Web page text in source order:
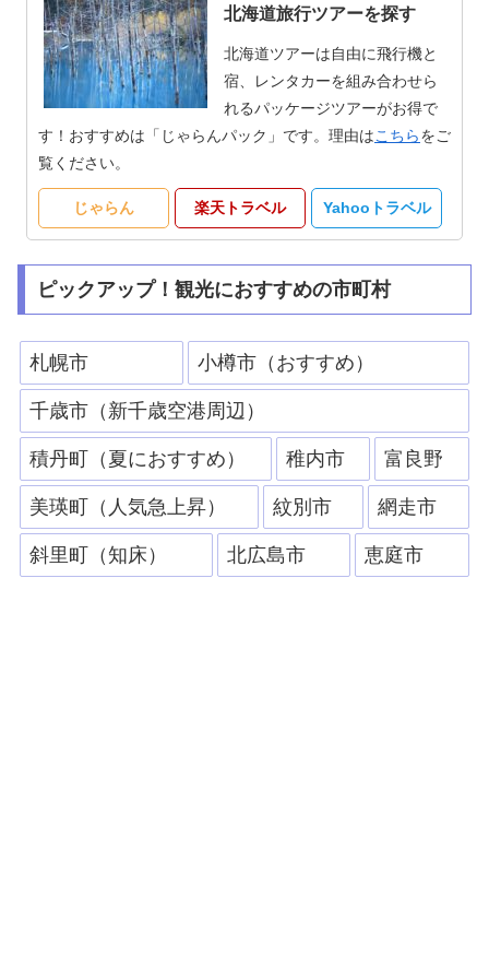
北海道旅行ツアーを探す
北海道ツアーは自由に飛行機と
宿、レンタカーを組み合わせら
れるパッケージツアーがお得で
す！おすすめは「じゃらんパック」です。理由はこちらをご
覧ください。
じゃらん 楽天トラベル Yahooトラベル
ピックアップ！観光におすすめの市町村
札幌市 小樽市（おすすめ）
千歳市（新千歳空港周辺）
積丹町（夏におすすめ） 稚内市 富良野
美瑛町（人気急上昇） 紋別市 網走市
斜里町（知床） 北広島市 恵庭市